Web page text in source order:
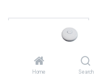
Home Search